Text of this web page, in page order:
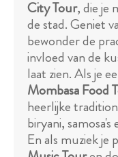
City Tour, die je
de stad. Geniet
bewonder de
invloed van de
laat zien. Als je
Mombasa Food
heerlijke
biryani,
En als muziek je